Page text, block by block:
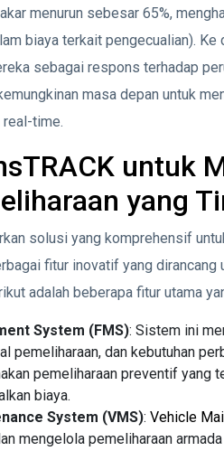
menurun sebesar 65%,
biaya terkait pengecualian).
sebagai respons terhadap
masa depan untuk
real-time.
untuk
yang
solusi yang komprehensif
fitur inovatif yang
adalah beberapa fitur utama
System (FMS): Sistem ini
pemeliharaan, dan kebutuhan
pemeliharaan preventif yang
biaya.
System (VMS): Vehicle
mengelola pemeliharaan